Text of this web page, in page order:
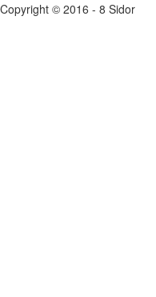
Copyright © 2016 - 8 Sidor